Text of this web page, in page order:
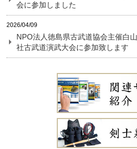
会に参加しました
2026/04/09
NPO法人徳島県古武道協会主催白
社古武道演武大会に参加致します